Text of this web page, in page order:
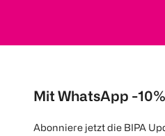
Mit WhatsApp -
Abonniere jetzt die BIPA